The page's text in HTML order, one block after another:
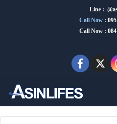
Line :
Call Now :
Call Now : 084